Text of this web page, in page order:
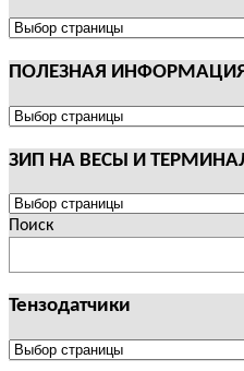
ЗИП
ВЕСЫ
ТЕРМИНАЛЫ
ПОЛЕЗНАЯ
ПОЛЕЗНАЯ
ЗИП НА ВЕСЫ И
ЗИП
НА
И
ТЕРМИНАЛЫ
МАССА-
Поиск
Тензодатчики
Тензодатчики